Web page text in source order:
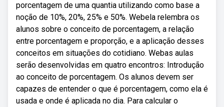
porcentagem de uma quantia utilizando como base a
noção de 10%, 20%, 25% e 50%. Webela relembra os
alunos sobre o conceito de porcentagem, a relação
entre porcentagem e proporção, e a aplicação desses
conceitos em situações do cotidiano. Webas aulas
serão desenvolvidas em quatro encontros: Introdução
ao conceito de porcentagem. Os alunos devem ser
capazes de entender o que é porcentagem, como ela é
usada e onde é aplicada no dia. Para calcular o